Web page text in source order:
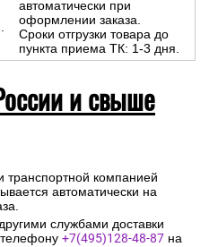
автоматически при
оформлении заказа.
Сроки отгрузки товара до
пункта приема ТК: 1-3 дня.
и свыше
транспортной компанией
автоматически на
службами доставки
+7(495)128-48-87 на